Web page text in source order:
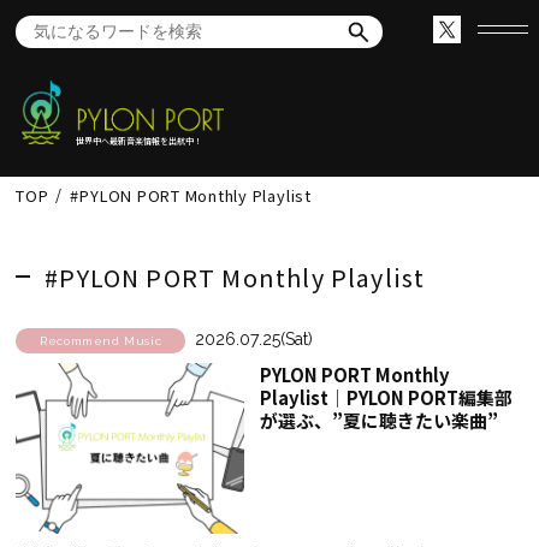
世界中へ最新音楽情報を出航中！
TOP #PYLON PORT Monthly Playlist
#PYLON PORT Monthly Playlist
Recommend Music 2026.07.25(Sat)
PYLON PORT Monthly
Playlist│PYLON PORT編集部
が選ぶ、”夏に聴きたい楽曲”